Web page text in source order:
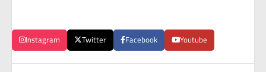
Instagram Twitter Facebook Youtube